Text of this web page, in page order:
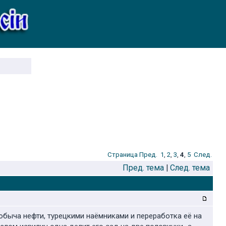
Стрaница Пред. 1, 2, 3, 4, 5 След.
Пред. тема | След. тема
нефти, турецкими наёмниками и переработка её на